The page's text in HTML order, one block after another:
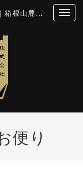
株式会社富塚商店｜神奈川県｜厚木市｜箱根山麓豚｜とん漬｜シロホルモン
便り